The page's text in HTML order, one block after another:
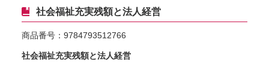
社会福祉充実残額と法人経営
商品番号： 9784793512766
社会福祉充実残額と法人経営